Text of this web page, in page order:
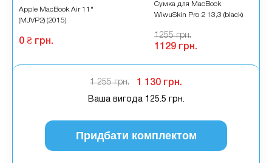
Apple MacBook Air 11"
(MJVP2) (2015)
0 ₴ грн.
Сумка для MacBook
WiwuSkin Pro 2 13,3 (black)
1255 грн.
1129 грн.
1 255 грн. 1 130 грн.
Ваша вигода 125.5 грн.
Придбати комплектом